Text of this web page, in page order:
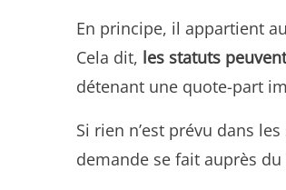
En principe, il appartient
Cela dit, les statuts
détenant une quote-part
Si rien n’est prévu dans
demande se fait auprès